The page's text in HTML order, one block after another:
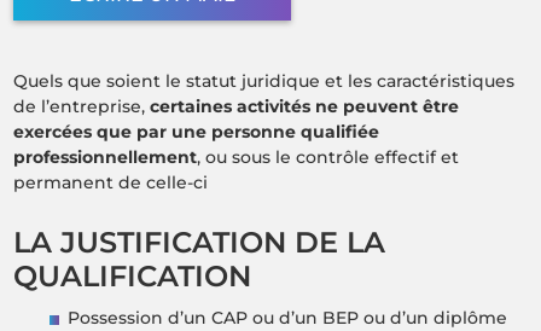
Quels que soient le statut juridique et les caractéristiques
de l’entreprise, certaines activités ne peuvent être
exercées que par une personne qualifiée
professionnellement, ou sous le contrôle effectif et
permanent de celle-ci
LA JUSTIFICATION DE LA
QUALIFICATION
Possession d’un CAP ou d’un BEP ou d’un diplôme